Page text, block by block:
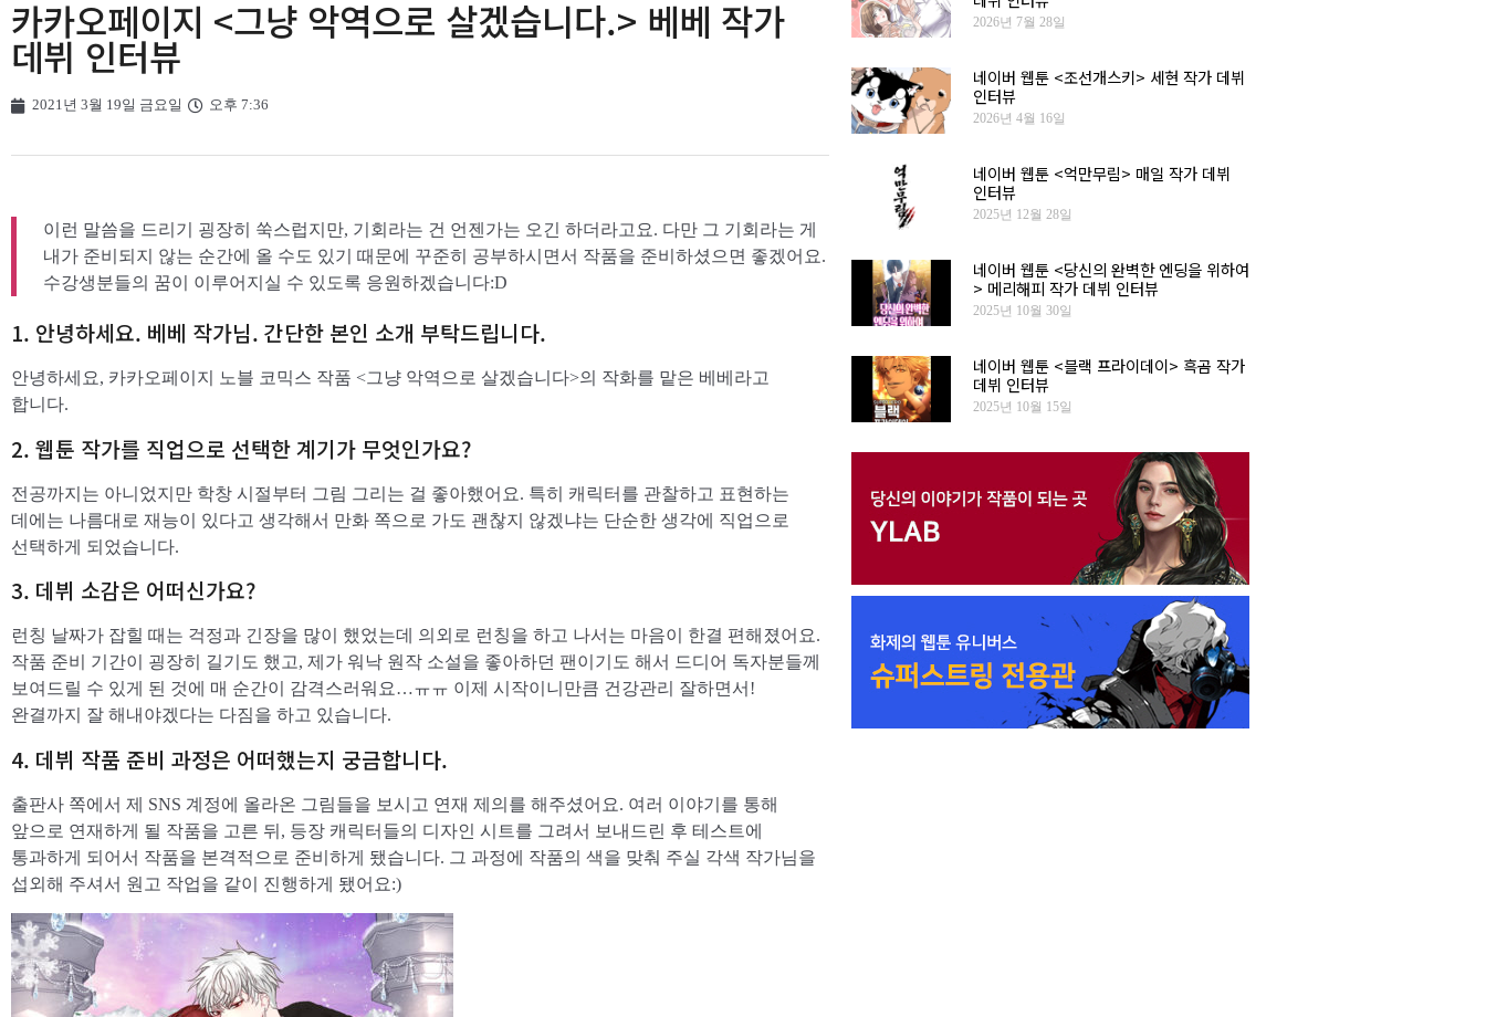
카카오페이지 <그냥 악역으로 살겠습니다.> 베베 작가
데뷔 인터뷰
2021년 3월 19일 금요일 오후 7:36
이런 말씀을 드리기 굉장히 쑥스럽지만, 기회라는 건 언젠가는 오긴 하더라고요. 다만 그 기회라는 게
내가 준비되지 않는 순간에 올 수도 있기 때문에 꾸준히 공부하시면서 작품을 준비하셨으면 좋겠어요.
수강생분들의 꿈이 이루어지실 수 있도록 응원하겠습니다:D
1. 안녕하세요. 베베 작가님. 간단한 본인 소개 부탁드립니다.
안녕하세요, 카카오페이지 노블 코믹스 작품 <그냥 악역으로 살겠습니다>의 작화를 맡은 베베라고
합니다.
2. 웹툰 작가를 직업으로 선택한 계기가 무엇인가요?
전공까지는 아니었지만 학창 시절부터 그림 그리는 걸 좋아했어요. 특히 캐릭터를 관찰하고 표현하는
데에는 나름대로 재능이 있다고 생각해서 만화 쪽으로 가도 괜찮지 않겠냐는 단순한 생각에 직업으로
선택하게 되었습니다.
3. 데뷔 소감은 어떠신가요?
런칭 날짜가 잡힐 때는 걱정과 긴장을 많이 했었는데 의외로 런칭을 하고 나서는 마음이 한결 편해졌어요.
작품 준비 기간이 굉장히 길기도 했고, 제가 워낙 원작 소설을 좋아하던 팬이기도 해서 드디어 독자분들께
보여드릴 수 있게 된 것에 매 순간이 감격스러워요…ㅠㅠ 이제 시작이니만큼 건강관리 잘하면서!
완결까지 잘 해내야겠다는 다짐을 하고 있습니다.
4. 데뷔 작품 준비 과정은 어떠했는지 궁금합니다.
출판사 쪽에서 제 SNS 계정에 올라온 그림들을 보시고 연재 제의를 해주셨어요. 여러 이야기를 통해
앞으로 연재하게 될 작품을 고른 뒤, 등장 캐릭터들의 디자인 시트를 그려서 보내드린 후 테스트에
통과하게 되어서 작품을 본격적으로 준비하게 됐습니다. 그 과정에 작품의 색을 맞춰 주실 각색 작가님을
섭외해 주셔서 원고 작업을 같이 진행하게 됐어요:)
2026년 7월 28일
네이버 웹툰 <조선개스키> 세현 작가 데뷔
인터뷰
2026년 4월 16일
네이버 웹툰 <억만무림> 매일 작가 데뷔
인터뷰
2025년 12월 28일
네이버 웹툰 <당신의 완벽한 엔딩을 위하여
> 메리해피 작가 데뷔 인터뷰
2025년 10월 30일
네이버 웹툰 <블랙 프라이데이> 흑곰 작가
데뷔 인터뷰
2025년 10월 15일